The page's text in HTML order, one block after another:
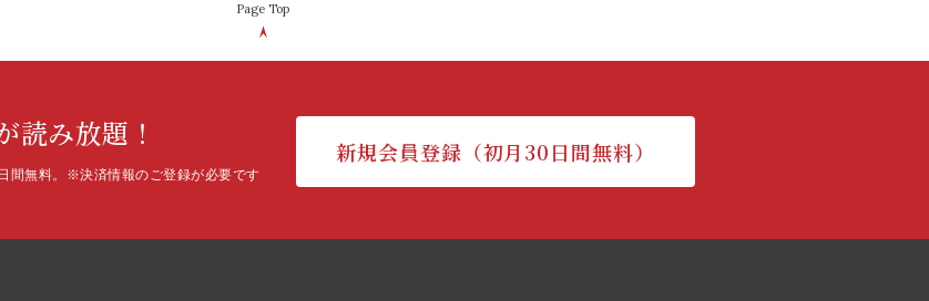
Page Top
読み放題！
間無料。 ※決済情報のご登録が必要です
新規会員登録（初月30日間無料）